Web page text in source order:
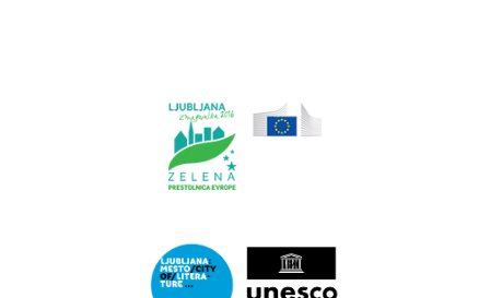
spletne
strani
Ljubljana.si